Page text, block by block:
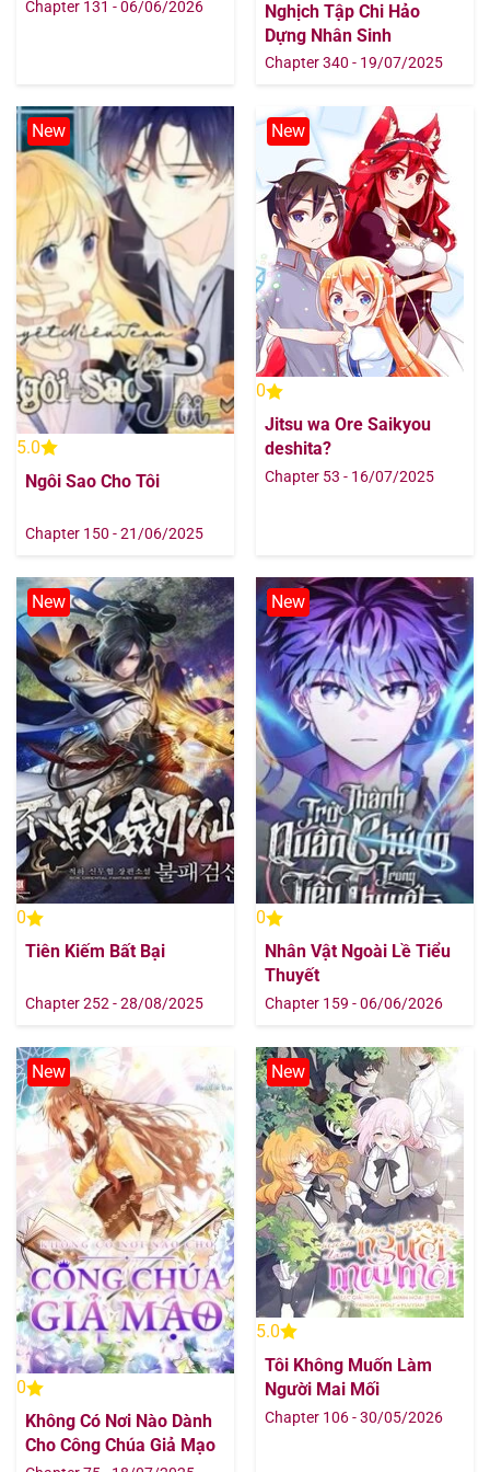
Chapter 114 12/08/2025
12/08/2025
Chapter 112 12/08/2025
Chapter 111 12/08/2025
Chapter 110 12/08/2025
Chapter 109 12/08/2025
Chapter 108 12/08/2025
Chapter 107
Chapter 106
Chapter 103 12/08/2025
Chapter 102 12/08/2025
Chapter 101 12/08/2025
Chapter 100 12/08/2025
Chapter 99 12/08/2025
Chapter 98 12/08/2025
Chapter 97 12/08/2025
Chapter 96
Chapter 95 12/08/2025
Chapter 94 12/08/2025
Chapter 93 12/08/2025
Chapter 92 12/08/2025
Chapter 91 12/08/2025
Chapter 90 12/08/2025
Chapter 89 12/08/2025
Chapter 88
Chapter 131 - 06/06/2026
Nghịch Tập Chi Hảo
Dựng Nhân Sinh
Chapter 340 - 19/07/2025
New
5.0
Ngôi Sao Cho Tôi
Chapter 150 - 21/06/2025
New
0
Jitsu wa Ore Saikyou
deshita?
Chapter 53 - 16/07/2025
New
0
Tiên Kiếm Bất Bại
Chapter 252 - 28/08/2025
New
0
Nhân Vật Ngoài Lề Tiểu
Thuyết
Chapter 159 - 06/06/2026
New
0
Không Có Nơi Nào Dành
Cho Công Chúa Giả Mạo
New
5.0
Tôi Không Muốn Làm
Người Mai Mối
Chapter 106 - 30/05/2026